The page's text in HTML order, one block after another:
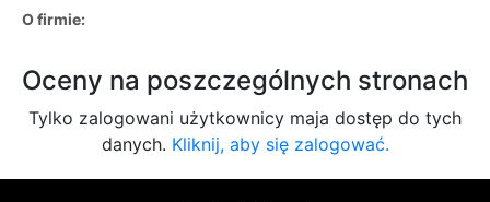
O firmie:
Oceny na poszczególnych stronach
Tylko zalogowani użytkownicy maja dostęp do tych
danych. Kliknij, aby się zalogować.